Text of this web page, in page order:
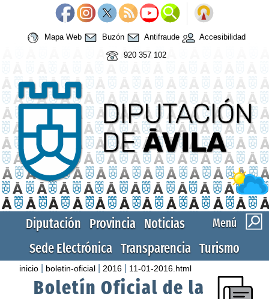
Mapa Web Buzón Antifraude
Accesibilidad
920 357 102
Menú
Diputación Provincia Noticias
Sede Electrónica Transparencia Turismo
inicio boletin-oficial 2016 11-01-2016.html
Boletín Oficial de la